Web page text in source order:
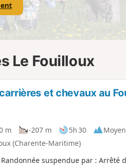
Le Fouilloux
et chevaux au
m -207 m 5h 30
(Charente-Maritime)
: Arrêté d'interdiction préfectoral d'accès aux pistes et